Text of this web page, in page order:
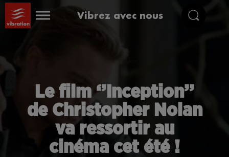
Vibrez avec nous
Le film ‘’Inception’’
de Christopher Nolan
va ressortir au
cinéma cet été !